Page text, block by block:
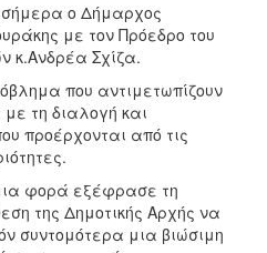
σήμερα ο Δήμαρχος
με τον Πρόεδρο του
κ.Ανδρέα Σχίζα.
που αντιμετωπίζουν
τη διαλογή και
προέρχονται από τις
φορά εξέφρασε τη
της Δημοτικής Αρχής να
συντομότερα μια βιώσιμη